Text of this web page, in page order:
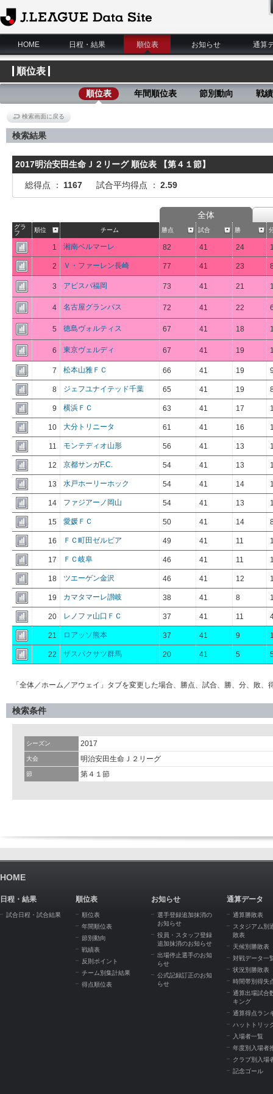
J.League Data Site
HOME
日程・結果 順位表 お知らせ 通算
順位表
順位表 年間順位表 節別動向 戦
検索画面に戻る
検索結果
2017明治安田生命Ｊ２リーグ 順位表 【第４１節】
総得点 ： 1167 試合平均得点 ： 2.59
全体
グラ
フ
順位 チーム 勝点 試合 勝
1 湘南ベルマーレ 82 41 24
2 Ｖ・ファーレン長崎 77 41 23
3 アビスパ福岡 73 41 21
4 名古屋グランパス 72 41 22
5 徳島ヴォルティス 67 41 18
6 東京ヴェルディ 67 41 19
7 松本山雅ＦＣ 66 41 19
8 ジェフユナイテッド千葉 65 41 19
9 横浜ＦＣ 63 41 17
10 大分トリニータ 61 41 16
11 モンテディオ山形 56 41 13
12 京都サンガF.C. 54 41 13
13 水戸ホーリーホック 54 41 14
14 ファジアーノ岡山 54 41 13
15 愛媛ＦＣ 50 41 14
16 ＦＣ町田ゼルビア 49 41 11
17 ＦＣ岐阜 46 41 11
18 ツエーゲン金沢 46 41 12
19 カマタマーレ讃岐 38 41 8
20 レノファ山口ＦＣ 37 41 11
21 ロアッソ熊本 37 41 9
22 ザスパクサツ群馬 20 41 5
「全体／ホーム／アウェイ」タブを変更した場合、勝点、試合、勝、分、敗
検索条件
シーズン 2017
大会 明治安田生命Ｊ２リーグ
節 第４１節
HOME
日程・結果
試合日程・試合結果
順位表
順位表
年間順位表
節別動向
戦績表
反則ポイント
チーム別集計結果
得点順位表
お知らせ
選手登録追加抹消の
お知らせ
役員・スタッフ登録
追加抹消のお知らせ
出場停止選手のお知
らせ
公式記録訂正のお知
らせ
通算データ
通算勝敗表
スタジアム別
敗表
天候別勝敗表
対戦データ一
状況別勝敗表
時間帯別得失
通算出場試合
キング
通算得点ラン
ハットトリッ
入場者一覧
年度別入場者
クラブ別入場
記念ゴール